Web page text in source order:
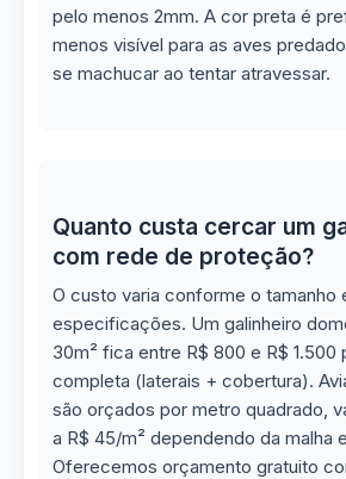
pelo menos 2mm. A cor preta é
menos visível para as aves
se machucar ao tentar atravessar.
Quanto custa cercar um
com rede de proteção?
O custo varia conforme o tamanho
especificações. Um galinheiro
30m² fica entre R$ 800 e R$ 1.500
completa (laterais + cobertura).
são orçados por metro quadrado,
a R$ 45/m² dependendo da malha
Oferecemos orçamento gratuito